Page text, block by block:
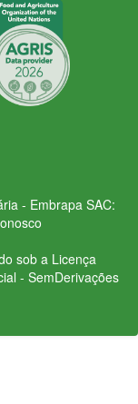
- Embrapa SAC:
sob a Licença
- SemDerivações